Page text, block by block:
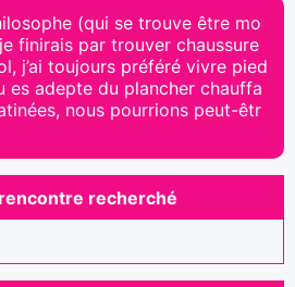
(qui se trouve être mo
finirais par trouver chaussure
j’ai toujours préféré vivre pied
es adepte du plancher chauffa
nous pourrions peut-êtr
recherché